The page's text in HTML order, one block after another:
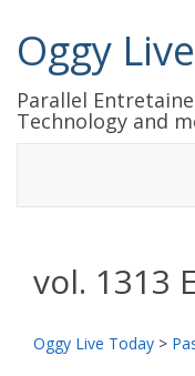
Oggy
Parallel
Technology and
vol. 1313
Oggy Live Today >